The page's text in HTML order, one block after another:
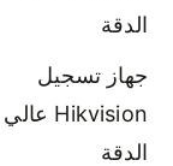
الدقة
جهاز تسجيل
Hikvision عالي
الدقة